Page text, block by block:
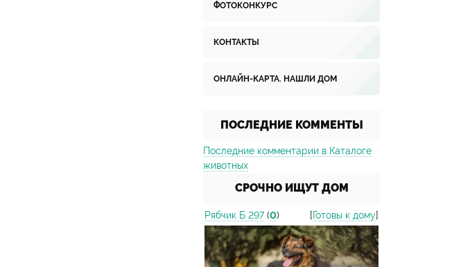
ФОТОКОНКУРС
КОНТАКТЫ
ОНЛАЙН-КАРТА. НАШЛИ ДОМ
ПОСЛЕДНИЕ КОММЕНТЫ
Последние комментарии в Каталоге
животных
СРОЧНО ИЩУТ ДОМ
Рябчик Б 297 (0) [Готовы к дому]